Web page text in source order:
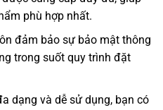
phù hợp nhất.
đảm bảo sự bảo mật thông
trong suốt quy trình đặt
dạng và dễ sử dụng, bạn có